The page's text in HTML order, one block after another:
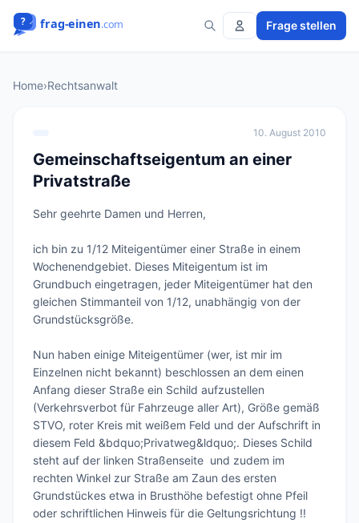
Frage stellen
Home›Rechtsanwalt
10. August 2010
Gemeinschaftseigentum an einer
Privatstraße
Sehr geehrte Damen und Herren,
ich bin zu 1/12 Miteigentümer einer Straße in einem
Wochenendgebiet. Dieses Miteigentum ist im
Grundbuch eingetragen, jeder Miteigentümer hat den
gleichen Stimmanteil von 1/12, unabhängig von der
Grundstücksgröße.
Nun haben einige Miteigentümer (wer, ist mir im
Einzelnen nicht bekannt) beschlossen an dem einen
Anfang dieser Straße ein Schild aufzustellen
(Verkehrsverbot für Fahrzeuge aller Art), Größe gemäß
STVO, roter Kreis mit weißem Feld und der Aufschrift in
diesem Feld &bdquo;Privatweg&ldquo;. Dieses Schild
steht auf der linken Straßenseite  und zudem im
rechten Winkel zur Straße am Zaun des ersten
Grundstückes etwa in Brusthöhe befestigt ohne Pfeil
oder schriftlichen Hinweis für die Geltungsrichtung !!